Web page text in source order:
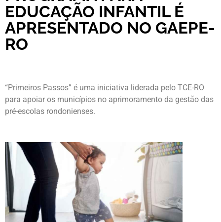
EDUCAÇÃO INFANTIL É
APRESENTADO NO GAEPE-
RO
“Primeiros Passos” é uma iniciativa liderada pelo TCE-RO
para apoiar os municípios no aprimoramento da gestão das
pré-escolas rondonienses.